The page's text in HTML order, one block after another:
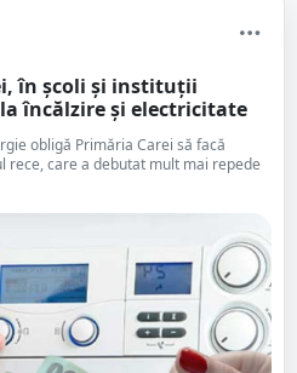
în școli și instituții
încălzire și electricitate
obligă Primăria Carei să facă
rece, care a debutat mult mai repede